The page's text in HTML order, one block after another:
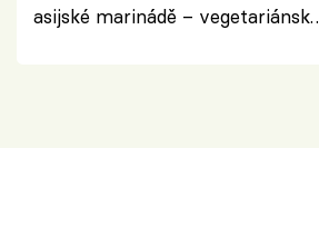
asijské marinádě – vegetariánská